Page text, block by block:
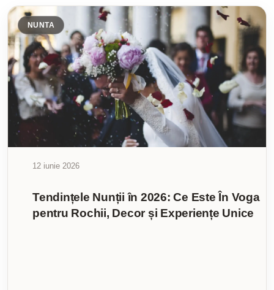
NUNTA
12 iunie 2026
Tendințele Nunții în 2026: Ce Este În Voga
pentru Rochii, Decor și Experiențe Unice